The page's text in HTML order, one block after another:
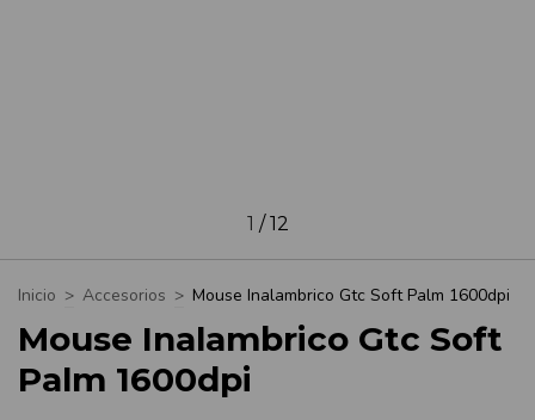
1 / 12
Inicio > Accesorios > Mouse Inalambrico Gtc Soft Palm 1600dpi
Mouse Inalambrico Gtc Soft
Palm 1600dpi